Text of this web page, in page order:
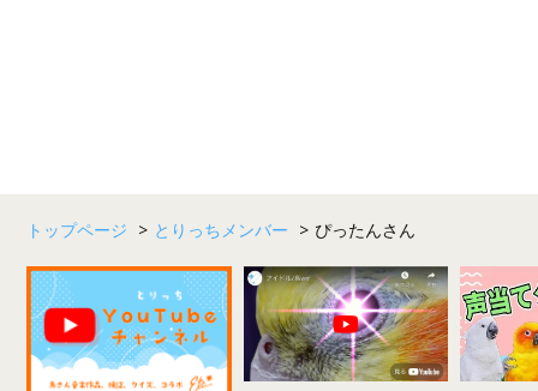
トップページ > とりっちメンバー > ぴったんさん